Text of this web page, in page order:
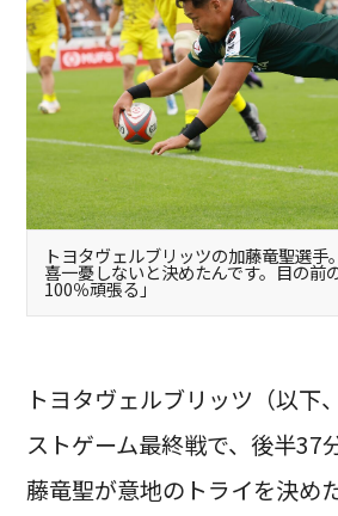
トヨタヴェルブリッツの加藤竜聖選手
喜一憂しないと決めたんです。目の前
100％頑張る」
トヨタヴェルブリッツ（以下
ストゲーム最終戦で、後半37
藤竜聖が意地のトライを決め